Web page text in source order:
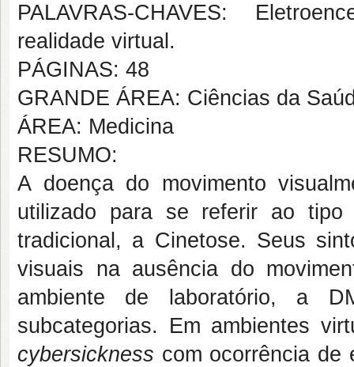
PALAVRAS-CHAVES:
realidade virtual.
PÁGINAS: 48
GRANDE ÁREA: Ciências da
ÁREA: Medicina
RESUMO:
A doença do movimento
utilizado para se referir ao tipo
tradicional, a Cinetose. Seus
visuais na ausência do
ambiente de laboratório, a
subcategorias. Em ambientes
cybersickness com ocorrência de